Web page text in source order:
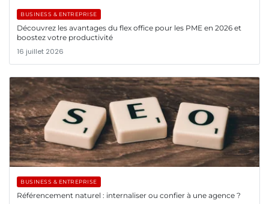
BUSINESS & ENTREPRISE
Découvrez les avantages du flex office pour les PME en 2026 et
boostez votre productivité
16 juillet 2026
BUSINESS & ENTREPRISE
Référencement naturel : internaliser ou confier à une agence ?